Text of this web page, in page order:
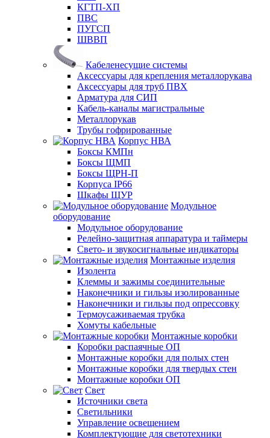
КГТП-ХП
ПВС
ПУГСП
ШВВП
Кабеленесущие системы
Аксессуары для крепления металлорукава
Аксессуары для труб ПВХ
Арматура для СИП
Кабель-каналы магистральные
Металлорукав
Трубы гофрированные
Корпус НВА
Боксы КМПн
Боксы ЩМП
Боксы ЩРН-П
Корпуса IP66
Шкафы ЩУР
Модульное
оборудование
Модульное оборудование
Релейно-защитная аппаратура и таймеры
Свето- и звукосигнальные индикаторы
Монтажные изделия
Изолента
Клеммы и зажимы соединительные
Наконечники и гильзы изолированные
Наконечники и гильзы под опрессовку
Термоусаживаемая трубка
Хомуты кабельные
Монтажные коробки
Коробки распаячные ОП
Монтажные коробки для полых стен
Монтажные коробки для твердых стен
Монтажные коробки ОП
Свет
Источники света
Светильники
Управление освещением
Комплектующие для светотехники